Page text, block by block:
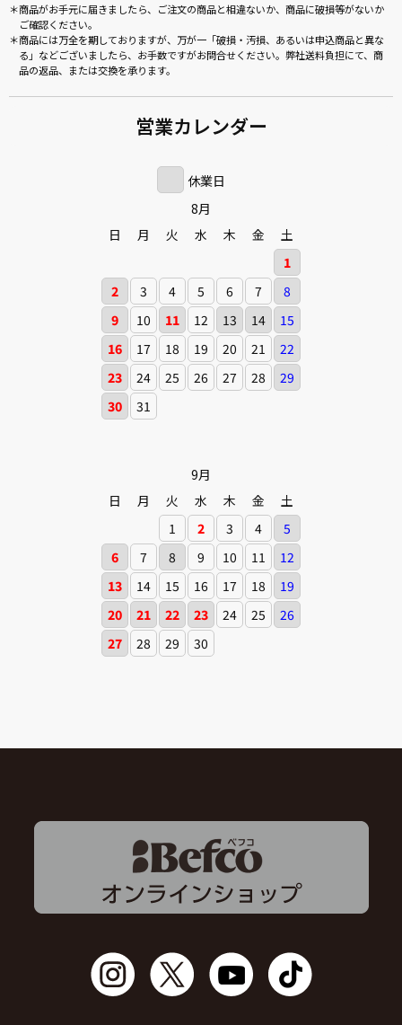
商品がお手元に届きましたら、ご注文の商品と相違ないか、商品に破損等がないか
ご確認ください。
商品には万全を期しておりますが、万が一「破損・汚損、あるいは申込商品と異な
る」などございましたら、お手数ですがお問合せください。弊社送料負担にて、商
品の返品、または交換を承ります。
営業カレンダー
休業日
8月
日
月 火 水 木 金
土
1
2
3 4 5 6 7
8
9
10 11 12 13 14
15
16
17 18 19 20 21
22
23
24 25 26 27 28
29
30
31
9月
日
月 火 水 木 金
土
1
2 3 4
5
6
7 8 9 10 11
12
13
14 15 16 17 18
19
20
21 22 23 24 25
26
27
28 29 30